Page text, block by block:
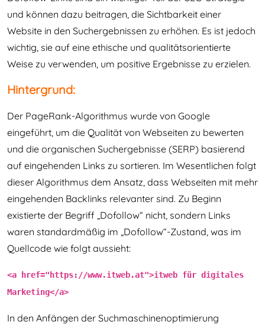
und können dazu beitragen, die Sichtbarkeit einer
Website in den Suchergebnissen zu erhöhen. Es ist jedoch
wichtig, sie auf eine ethische und qualitätsorientierte
Weise zu verwenden, um positive Ergebnisse zu erzielen.
Hintergrund:
Der PageRank-Algorithmus wurde von Google
eingeführt, um die Qualität von Webseiten zu bewerten
und die organischen Suchergebnisse (SERP) basierend
auf eingehenden Links zu sortieren. Im Wesentlichen folgt
dieser Algorithmus dem Ansatz, dass Webseiten mit mehr
eingehenden Backlinks relevanter sind. Zu Beginn
existierte der Begriff „Dofollow“ nicht, sondern Links
waren standardmäßig im „Dofollow“-Zustand, was im
Quellcode wie folgt aussieht:
<a href="https://www.itweb.at">itweb für digitales
Marketing</a>
In den Anfängen der Suchmaschinenoptimierung